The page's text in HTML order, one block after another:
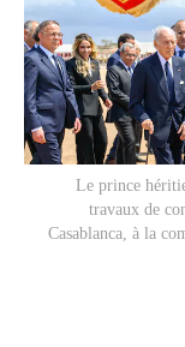
Le prince
travaux de
Casablanca, à la